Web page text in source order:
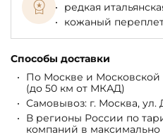
редкая
кожаный
Способы доставки
По Москве и Московской
(до 50 км от МКАД)
Самовывоз: г. Москва, ул.
В регионы России по
компаний в максимально